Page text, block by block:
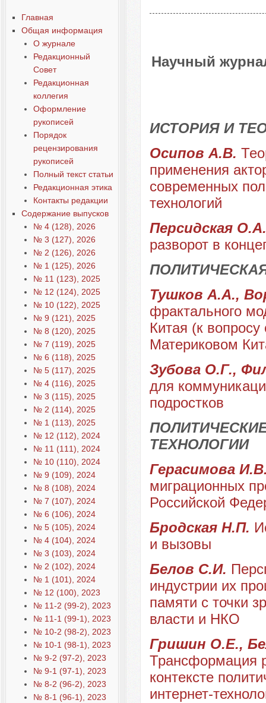
Главная
Общая информация
О журнале
Редакционный
Совет
Редакционная
коллегия
Оформление
рукописей
Порядок
рецензирования
рукописей
Полный текст статьи
Редакционная этика
Контакты редакции
Содержание выпусков
№ 4 (128), 2026
№ 3 (127), 2026
№ 2 (126), 2026
№ 1 (125), 2026
№ 11 (123), 2025
№ 12 (124), 2025
№ 10 (122), 2025
№ 9 (121), 2025
№ 8 (120), 2025
№ 7 (119), 2025
№ 6 (118), 2025
№ 5 (117), 2025
№ 4 (116), 2025
№ 3 (115), 2025
№ 2 (114), 2025
№ 1 (113), 2025
№ 12 (112), 2024
№ 11 (111), 2024
№ 10 (110), 2024
№ 9 (109), 2024
№ 8 (108), 2024
№ 7 (107), 2024
№ 6 (106), 2024
№ 5 (105), 2024
№ 4 (104), 2024
№ 3 (103), 2024
№ 2 (102), 2024
№ 1 (101), 2024
№ 12 (100), 2023
№ 11-2 (99-2), 2023
№ 11-1 (99-1), 2023
№ 10-2 (98-2), 2023
№ 10-1 (98-1), 2023
№ 9-2 (97-2), 2023
№ 9-1 (97-1), 2023
№ 8-2 (96-2), 2023
№ 8-1 (96-1), 2023
Научный
ИСТОРИЯ И
Осипов А.В.
применения
современных
технологий
Персидская
разворот в
Тушков А.А.,
фрактального
Китая (к
Материковом
Зубова О.Г.,
для
подростков
ТЕХНОЛОГИИ
Герасимова
миграционных
Российской
Бродская Н.П.
и вызовы
Белов С.И.
индустрии их
памяти с точки
власти и НКО
Гришин О.Е.,
Трансформация
контексте
интернет-